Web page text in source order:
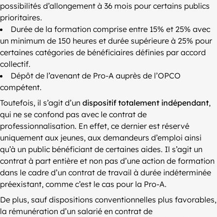
possibilités d’allongement à 36 mois pour certains publics
prioritaires.
Durée de la formation comprise entre 15% et 25% avec
un minimum de 150 heures et durée supérieure à 25% pour
certaines catégories de bénéficiaires définies par accord
collectif.
Dépôt de l’avenant de Pro-A auprès de l’OPCO
compétent.
Toutefois, il s’agit d’un dispositif totalement indépendant,
qui ne se confond pas avec le contrat de
professionnalisation. En effet, ce dernier est réservé
uniquement aux jeunes, aux demandeurs d’emploi ainsi
qu’à un public bénéficiant de certaines aides. Il s’agit un
contrat à part entière et non pas d’une action de formation
dans le cadre d’un contrat de travail à durée indéterminée
préexistant, comme c’est le cas pour la Pro-A.
De plus, sauf dispositions conventionnelles plus favorables,
la rémunération d’un salarié en contrat de